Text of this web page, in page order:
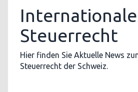
Steuerrecht
Hier finden Sie Aktuelle News
Steuerrecht der Schweiz.